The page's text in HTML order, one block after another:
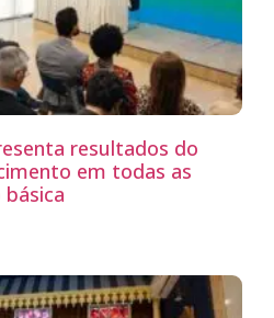
resultados do
em todas as